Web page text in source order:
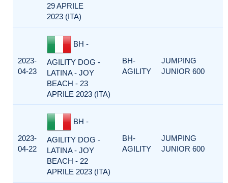
29 APRILE
2023 (ITA)
2023-
04-23
BH -
AGILITY DOG -
LATINA - JOY
BEACH - 23
APRILE 2023 (ITA)
BH-
AGILITY
JUMPING
JUNIOR 600
2023-
04-22
BH -
AGILITY DOG -
LATINA - JOY
BEACH - 22
APRILE 2023 (ITA)
BH-
AGILITY
JUMPING
JUNIOR 600